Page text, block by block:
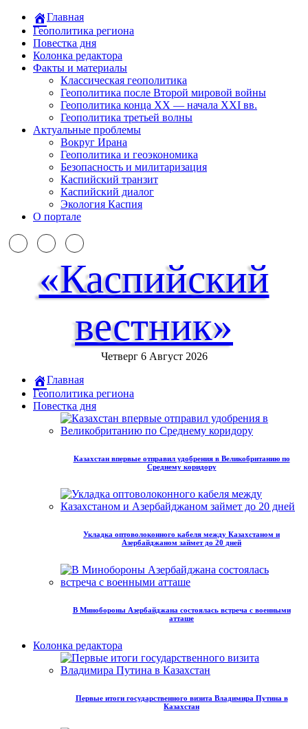
Главная
Геополитика региона
Повестка дня
Колонка редактора
Факты и материалы
Классическая геополитика
Геополитика после Второй мировой войны
Геополитика конца XX — начала XXI вв.
Геополитика третьей волны
Актуальные проблемы
Вокруг Ирана
Геополитика и геоэкономика
Безопасность и милитаризация
Каспийский транзит
Каспийский диалог
Экология Каспия
О портале
«Каспийский
вестник»
Четверг 6 Август 2026
Главная
Геополитика региона
Повестка дня
Казахстан впервые отправил удобрения в Великобританию по
Среднему коридору
Укладка оптоволоконного кабеля между Казахстаном и
Азербайджаном займет до 20 дней
В Минобороны Азербайджана состоялась встреча с военными
атташе
Колонка редактора
Первые итоги государственного визита Владимира Путина в
Казахстан